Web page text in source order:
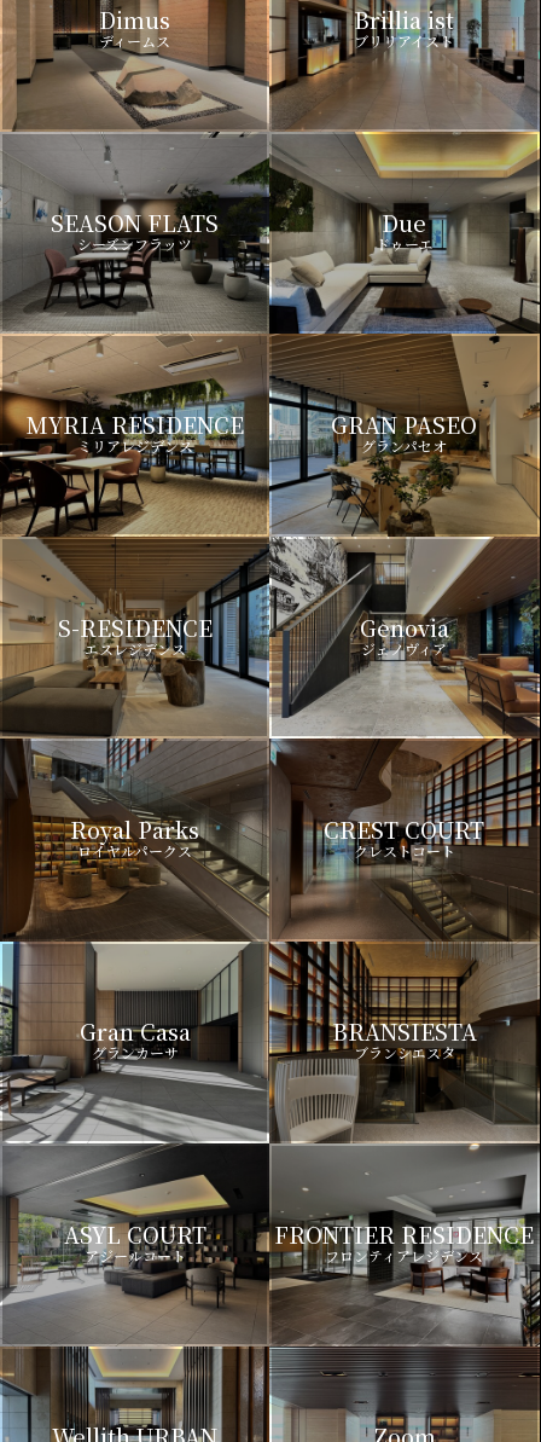
Dimus
ディームス
Brillia ist
ブリリアイスト
SEASON FLATS
シーズンフラッツ
Due
ドゥーエ
MYRIA RESIDENCE
ミリアレジデンス
GRAN PASEO
グランパセオ
S-RESIDENCE
エスレジデンス
Genovia
ジェノヴィア
Royal Parks
ロイヤルパークス
CREST COURT
クレストコート
Gran Casa
グランカーサ
BRANSIESTA
ブランシエスタ
ASYL COURT
アジールコート
FRONTIER RESIDENCE
フロンティアレジデンス